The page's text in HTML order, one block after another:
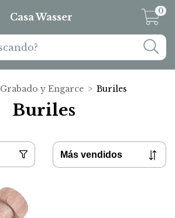
Casa Wasser
0
Grabado y Engarce > Buriles
Buriles